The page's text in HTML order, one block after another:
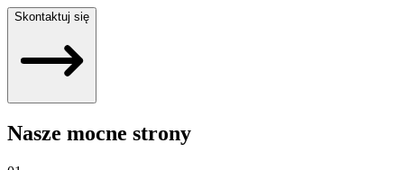
Skontaktuj się
Nasze mocne strony